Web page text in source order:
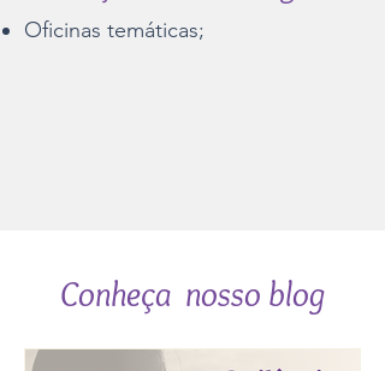
Oficinas temáticas;
Conheça nosso blog